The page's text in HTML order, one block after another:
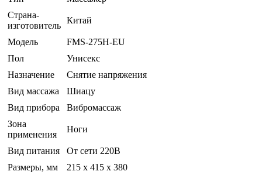
Страна-
изготовитель
Китай
Модель
FMS-275H-EU
Пол
Унисекс
Назначение
Снятие напряжения
Вид массажа
Шиацу
Вид прибора
Вибромассаж
Зона
применения
Ноги
Вид питания
От сети 220В
Размеры, мм
215 х 415 х 380